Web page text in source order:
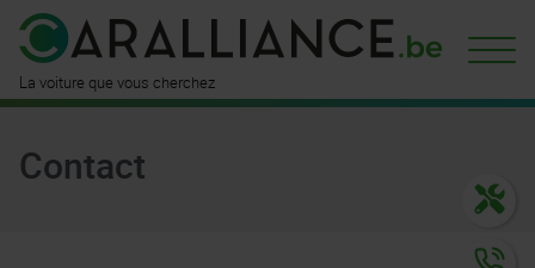
La voiture que vous cherchez
n'attendque vous
Contact